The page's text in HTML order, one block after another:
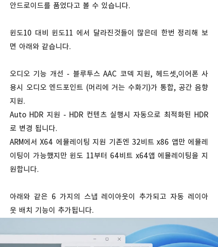
안드로이드를 품었다고 볼 수 있습니다.
윈도10 대비 윈도11 에서 달라진것들이 많은데 한번 정리해 보
면 아래와 같습니다.
오디오 기능 개선 - 블루투스 AAC 코덱 지원, 헤드셋,이어폰 사
용시 오디오 엔드포인트 (머리에 거는 수화기)가 통합, 공간 음향
지원.
Auto HDR 지원 - HDR 컨텐츠 실행시 자동으로 최적화된 HDR
로 변경 됩니다.
ARM에서 X64 에뮬레이팅 지원 기존엔 32비트 x86 앱만 에뮬레
이팅이 가능했지만 윈도 11부터 64비트 x64앱 에뮬레이팅을 지
원합니다.
아래와 같은 6 가지의 스냅 레이아웃이 추가되고 자동 레이아
웃 배치 기능이 추가됩니다.